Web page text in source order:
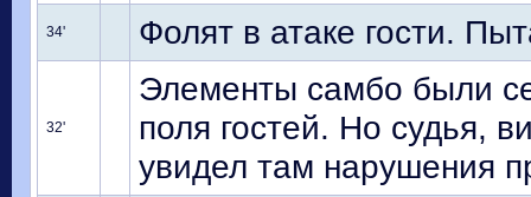
34' Фолят в атаке гости.
32'
Элементы самбо были
поля гостей. Но судья,
увидел там нарушения